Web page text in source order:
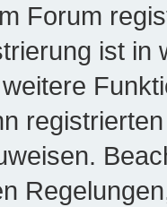
Forum
ist in